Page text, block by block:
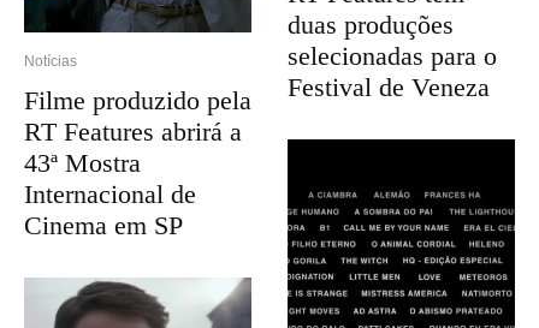
Notícias
Filme produzido pela
RT Features abrirá a
43ª Mostra
Internacional de
Cinema em SP
duas produções
selecionadas para o
Festival de Veneza